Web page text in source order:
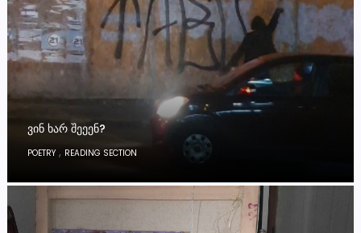
ᲕᲘᲜ ᲮᲐᲠ ᲨᲔᲔᲔᲜ?
POETRY , READING SECTION